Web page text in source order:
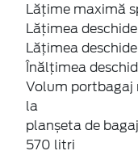
Lățime maximă
Lățimea
Lățimea
Înălțimea
Volum portbagaj
la
planșeta de
570 litri